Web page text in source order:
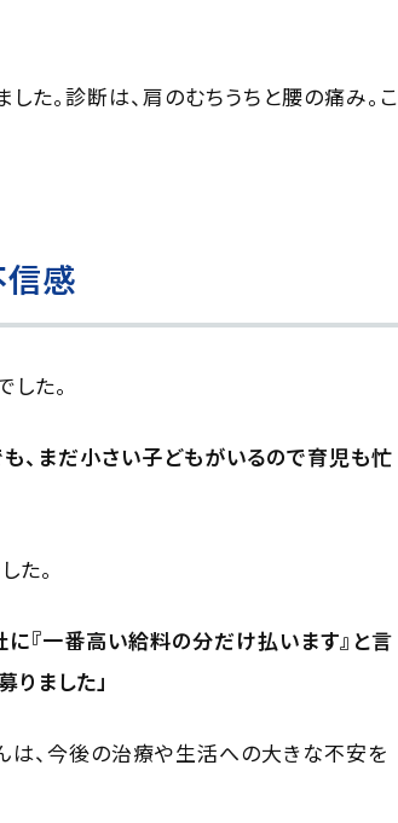
た。診断は、肩のむちうちと腰の痛み。こ
感
た。
、まだ小さい子どもがいるので育児も忙
た。
『一番高い給料の分だけ払います』と言
りました」
は、今後の治療や生活への大きな不安を